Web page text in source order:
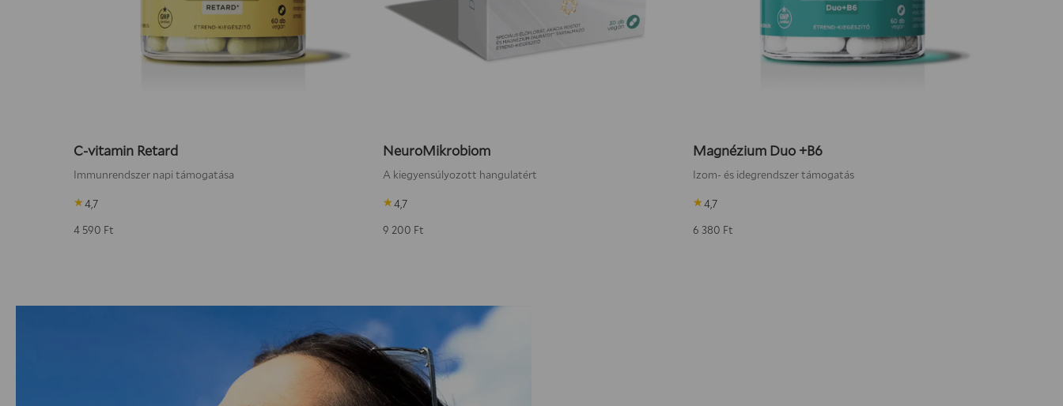
C-vitamin Retard
Immunrendszer napi támogatása
4,7
4 590 Ft
NeuroMikrobiom
A kiegyensúlyozott hangulatért
4,7
9 200 Ft
Magnézium Duo +B6
Izom- és idegrendszer támogatás
4,7
6 380 Ft